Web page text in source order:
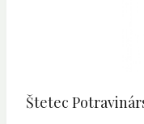
Štetec